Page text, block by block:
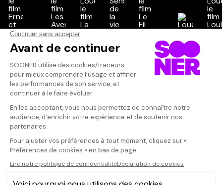
Vos avis
Donnez votre avis
Votre note
Votre commentaire
Il faut vous connecter pour
publier un avis